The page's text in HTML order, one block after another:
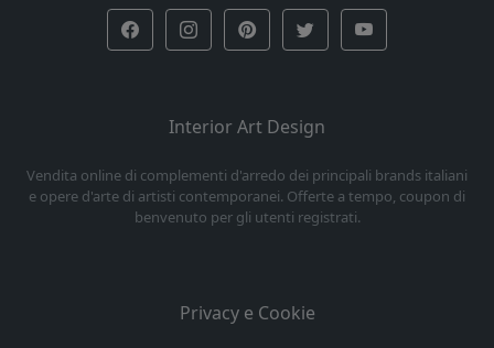
Interior Art Design
Vendita online di complementi d'arredo dei principali brands italiani
e opere d'arte di artisti contemporanei. Offerte a tempo, coupon di
benvenuto per gli utenti registrati.
Privacy e Cookie